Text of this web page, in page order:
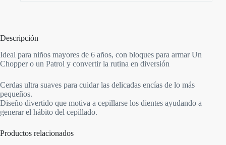
Descripción
Ideal para niños mayores de 6 años, con bloques para armar Un
Chopper o un Patrol y convertir la rutina en diversión
Cerdas ultra suaves para cuidar las delicadas encías de lo más
pequeños.
Diseño divertido que motiva a cepillarse los dientes ayudando a
generar el hábito del cepillado.
Productos relacionados